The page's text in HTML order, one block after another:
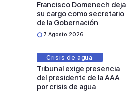
Francisco Domenech deja
su cargo como secretario
de la Gobernación
7 Agosto 2026
Crisis de agua
Tribunal exige presencia
del presidente de la AAA
por crisis de agua